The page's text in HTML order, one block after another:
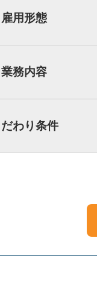
雇用形態
業務内容
だわり条件